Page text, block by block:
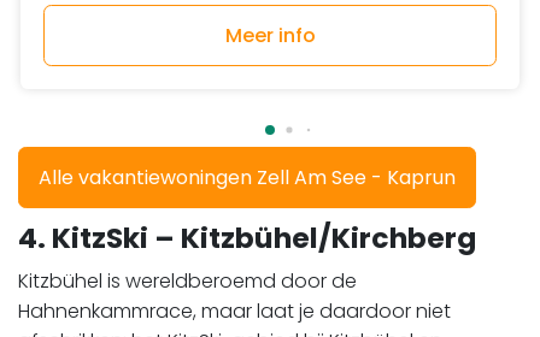
Meer info
Alle vakantiewoningen Zell Am See - Kaprun
4. KitzSki – Kitzbühel/Kirchberg
Kitzbühel is wereldberoemd door de
Hahnenkammrace, maar laat je daardoor niet